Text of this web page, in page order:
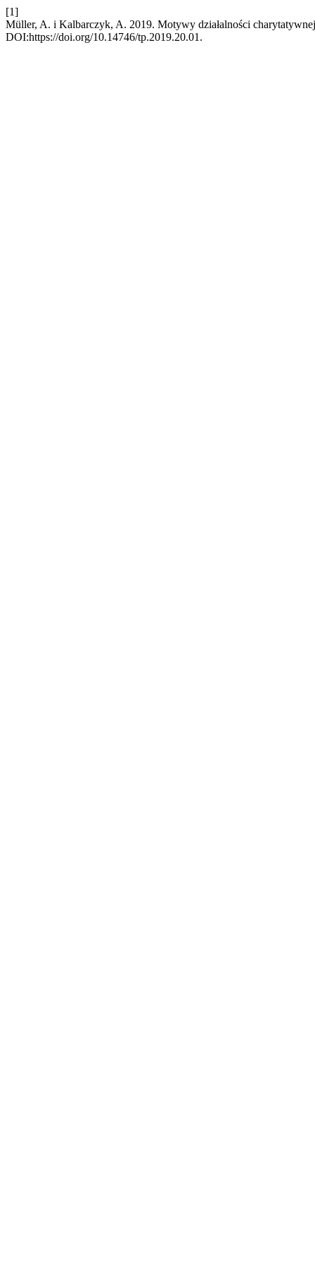
[1]
Müller, A. i Kalbarczyk, A. 2019. Motywy działalności
DOI:https://doi.org/10.14746/tp.2019.20.01.